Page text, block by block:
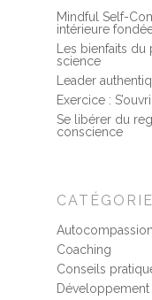
Mindful Self-
intérieure
Les bienfaits
science
Leader
Exercice :
Se libérer du
conscience
Autocompassion
Coaching
Conseils
Développement